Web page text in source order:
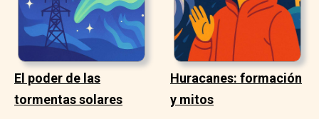
El poder de las
tormentas solares
Huracanes: formación
y mitos